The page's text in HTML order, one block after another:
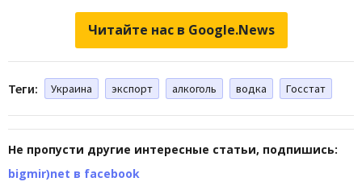
Читайте нас в Google.News
Теги: Украина экспорт алкоголь водка Госстат
Не пропусти другие интересные статьи, подпишись:
bigmir)net в facebook